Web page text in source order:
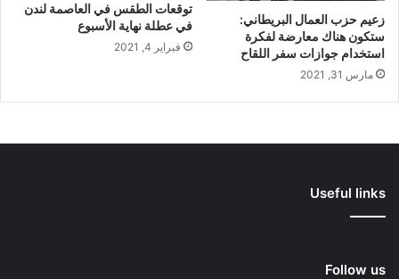
زعيم حزب العمال البريطاني:
ستكون هناك معارضة لفكرة
استخدام جوازات سفر اللقاح
مارس 31, 2021
توقعات الطقس في العاصمة لندن
في عطلة نهاية الأسبوع
فبراير 4, 2021
Useful links
Follow us